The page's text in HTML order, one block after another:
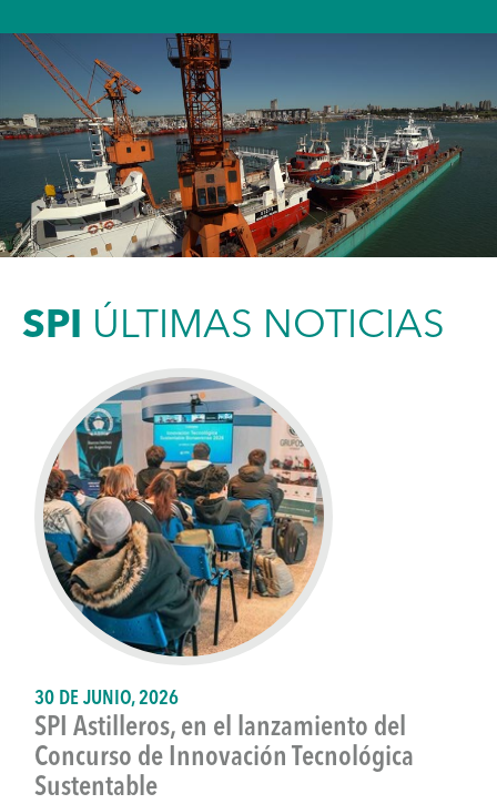
SPI ÚLTIMAS NOTICIAS
30 DE JUNIO, 2026
SPI Astilleros, en el lanzamiento del
Concurso de Innovación Tecnológica
Sustentable